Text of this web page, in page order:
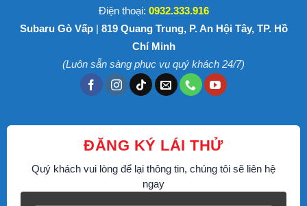
Điện thoại: 0932.333.916
Subaru Gò Vấp| 819 Quang Trung, P. An Hội Tây, TP. Hồ
Chí Minh
(Luôn sẵn sàng phục vụ quý khách 24/7)
ĐĂNG KÝ LÁI THỬ
Quý khách vui lòng để lại thông tin, chúng tôi sẽ liên hệ
ngay